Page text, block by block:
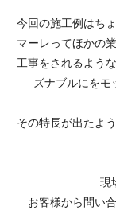
今回の施工例はち
マーレってほかの
工事をされるよう
ズナブルにをモ
その特長が出たよ
現
お客様から問い